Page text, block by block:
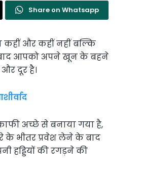
Share on Whatsapp
और कहीं नहीं बल्कि
बाद आपको अपने खून के बहने
दूर है।
अच्छे से बनाया गया है,
के भीतर प्रवेश लेने के बाद
हड्डियों की रगड़ने की